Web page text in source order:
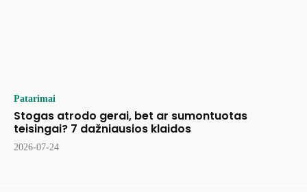
Patarimai
Stogas atrodo gerai, bet ar sumontuotas
teisingai? 7 dažniausios klaidos
2026-07-24